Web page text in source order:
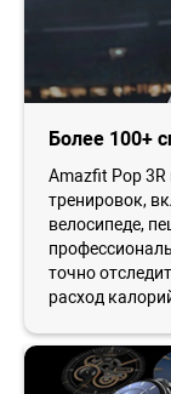
Более 100+
Amazfit Pop
тренировок,
велосипеде,
точно
расход